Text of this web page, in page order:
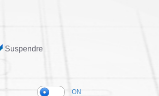
Suspendre
ON